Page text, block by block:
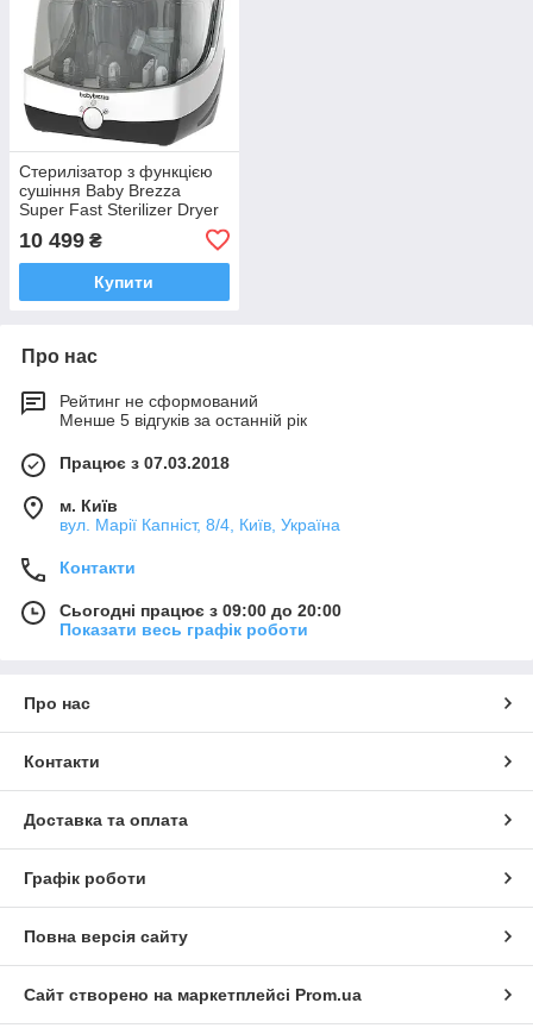
Стерилізатор з функцією
сушіння Baby Brezza
Super Fast Sterilizer Dryer
10 499 ₴
Купити
Про нас
Рейтинг не сформований
Менше 5 відгуків за останній рік
Працює з 07.03.2018
м. Київ
вул. Марії Капніст, 8/4, Київ, Україна
Контакти
Сьогодні працює з 09:00 до 20:00
Показати весь графік роботи
Про нас
Контакти
Доставка та оплата
Графік роботи
Повна версія сайту
Сайт створено на маркетплейсі Prom.ua